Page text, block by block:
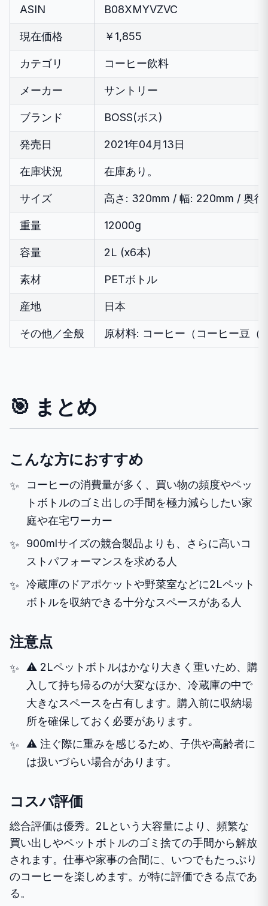
ASIN B08XMYVZVC
現在価格 ￥1,855
カテゴリ コーヒー飲料
メーカー サントリー
ブランド BOSS(ボス)
発売日 2021年04月13日
在庫状況 在庫あり。
サイズ 高さ: 320mm / 幅: 220mm / 奥
重量 12000g
容量 2L (x6本)
素材 PETボトル
産地 日本
その他／全般 原材料: コーヒー（コーヒー豆
🎯 まとめ
こんな方におすすめ
コーヒーの消費量が多く、買い物の頻度やペッ
トボトルのゴミ出しの手間を極力減らしたい家
庭や在宅ワーカー
900mlサイズの競合製品よりも、さらに高いコ
ストパフォーマンスを求める人
冷蔵庫のドアポケットや野菜室などに2Lペット
ボトルを収納できる十分なスペースがある人
注意点
⚠️ 2Lペットボトルはかなり大きく重いため、購
入して持ち帰るのが大変なほか、冷蔵庫の中で
大きなスペースを占有します。購入前に収納場
所を確保しておく必要があります。
⚠️ 注ぐ際に重みを感じるため、子供や高齢者に
は扱いづらい場合があります。
コスパ評価
総合評価は優秀。2Lという大容量により、頻繁な
買い出しやペットボトルのゴミ捨ての手間から解放
されます。仕事や家事の合間に、いつでもたっぷり
のコーヒーを楽しめます。が特に評価できる点であ
る。